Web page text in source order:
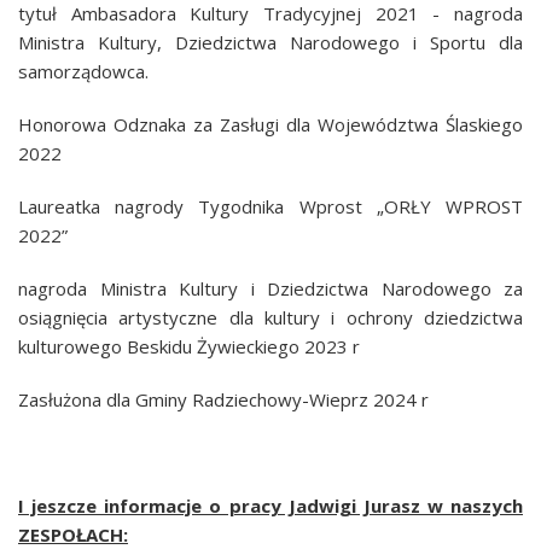
tytuł Ambasadora Kultury Tradycyjnej 2021 - nagroda
Ministra Kultury, Dziedzictwa Narodowego i Sportu dla
samorządowca.
Honorowa Odznaka za Zasługi dla Województwa Ślaskiego
2022
Laureatkanagrody Tygodnika Wprost „ORŁY WPROST
2022”
nagroda Ministra Kultury i Dziedzictwa Narodowego za
osiągnięcia artystyczne dla kultury i ochrony dziedzictwa
kulturowego Beskidu Żywieckiego 2023 r
Zasłużona dla Gminy Radziechowy-Wieprz 2024 r
I jeszcze informacje o pracy Jadwigi Jurasz w naszych
ZESPOŁACH: